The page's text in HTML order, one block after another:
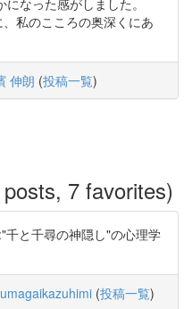
なった感がしました。
私のこころの奥深くにあ
伸朗 (投稿一覧)
7 favorites)
と千尋の神隠し"の心理学
(投稿一覧)